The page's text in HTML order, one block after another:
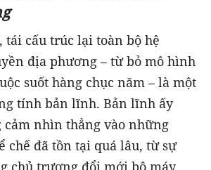
tái cấu trúc lại toàn bộ hệ
địa phương – từ bỏ mô hình
suốt hàng chục năm – là một
tính bản lĩnh. Bản lĩnh ấy
cảm nhìn thẳng vào những
chế đã tồn tại quá lâu, từ sự
chủ trương đổi mới bộ máy